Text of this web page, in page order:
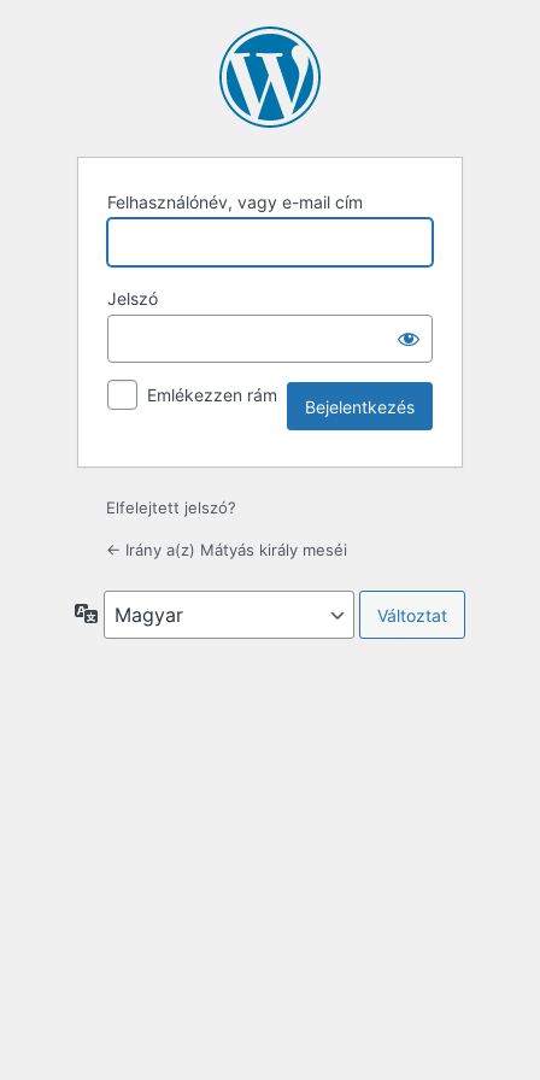
Felhasználónév, vagy e-mail cím
Jelszó
Emlékezzen rám
Elfelejtett jelszó?
← Irány a(z) Mátyás király meséi
Nyelv